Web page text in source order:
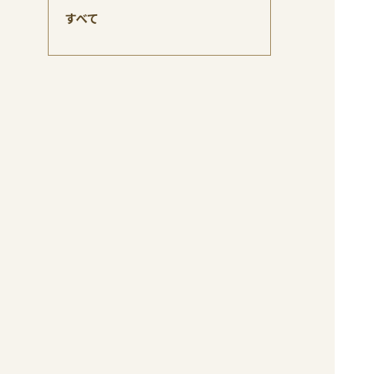
すべて